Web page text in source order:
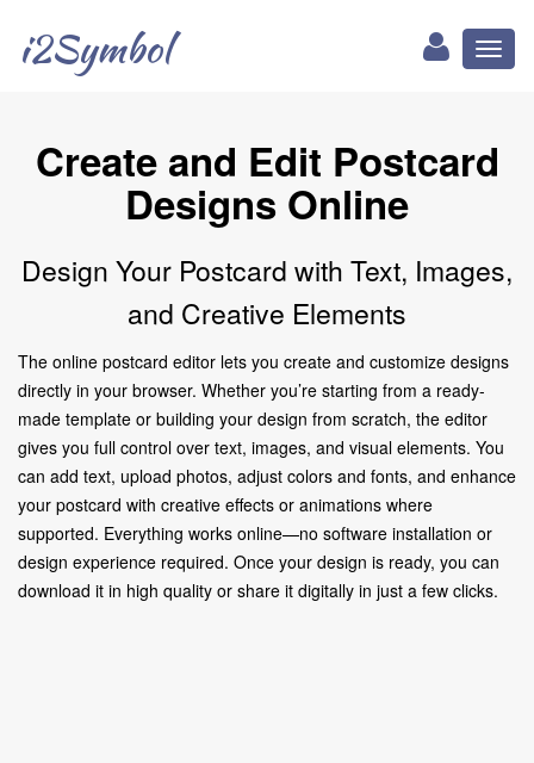
i2Symbol
Create and Edit Postcard
Designs Online
Design Your Postcard with Text, Images,
and Creative Elements
The online postcard editor lets you create and customize designs
directly in your browser. Whether you’re starting from a ready-
made template or building your design from scratch, the editor
gives you full control over text, images, and visual elements. You
can add text, upload photos, adjust colors and fonts, and enhance
your postcard with creative effects or animations where
supported. Everything works online—no software installation or
design experience required. Once your design is ready, you can
download it in high quality or share it digitally in just a few clicks.